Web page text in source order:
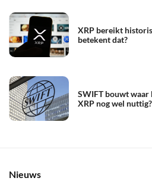
XRP bereikt
betekent dat?
SWIFT bouwt waar
XRP nog wel nuttig?
Nieuws